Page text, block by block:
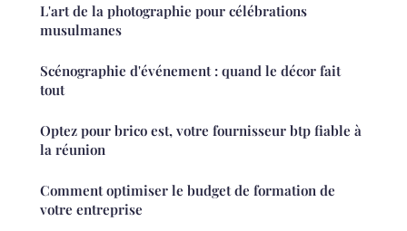
L'art de la photographie pour célébrations
musulmanes
Scénographie d'événement : quand le décor fait
tout
Optez pour brico est, votre fournisseur btp fiable à
la réunion
Comment optimiser le budget de formation de
votre entreprise